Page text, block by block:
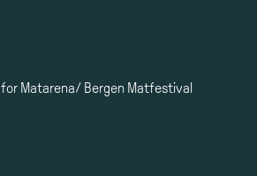
Matarena/ Bergen Matfestival